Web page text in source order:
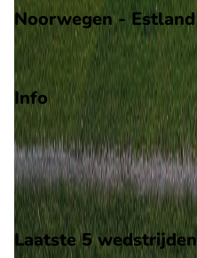
Noorwegen -
NPO
Info
Op 13 november 2025 gaat
Estland. De wedstrijd wordt
gespeeld in de WK
Stadion: Ullevaal
Scheidsrechter: M. Jug
Laatste 5 wedstrijden